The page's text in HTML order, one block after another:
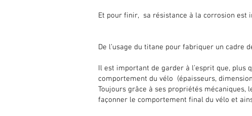
Et pour finir, sa résistance à la corrosion est
De l’usage du titane pour fabriquer un cadre
Il est important de garder à l’esprit que,
comportement du vélo (épaisseurs,
Toujours grâce à ses propriétés
façonner le comportement final du vélo et